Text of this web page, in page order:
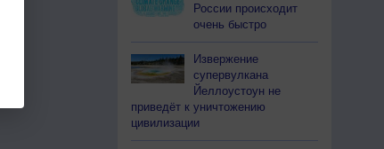
России происходит
очень быстро
Извержение
супервулкана
Йеллоустоун не
приведёт к уничтожению
цивилизации